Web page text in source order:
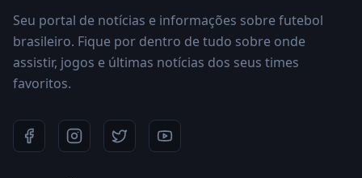
Seu portal de notícias e informações sobre futebol
brasileiro. Fique por dentro de tudo sobre onde
assistir, jogos e últimas notícias dos seus times
favoritos.